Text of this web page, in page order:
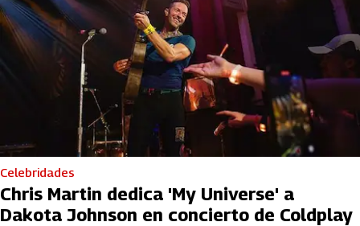
Celebridades
Chris Martin dedica 'My Universe' a
Dakota Johnson en concierto de Coldplay